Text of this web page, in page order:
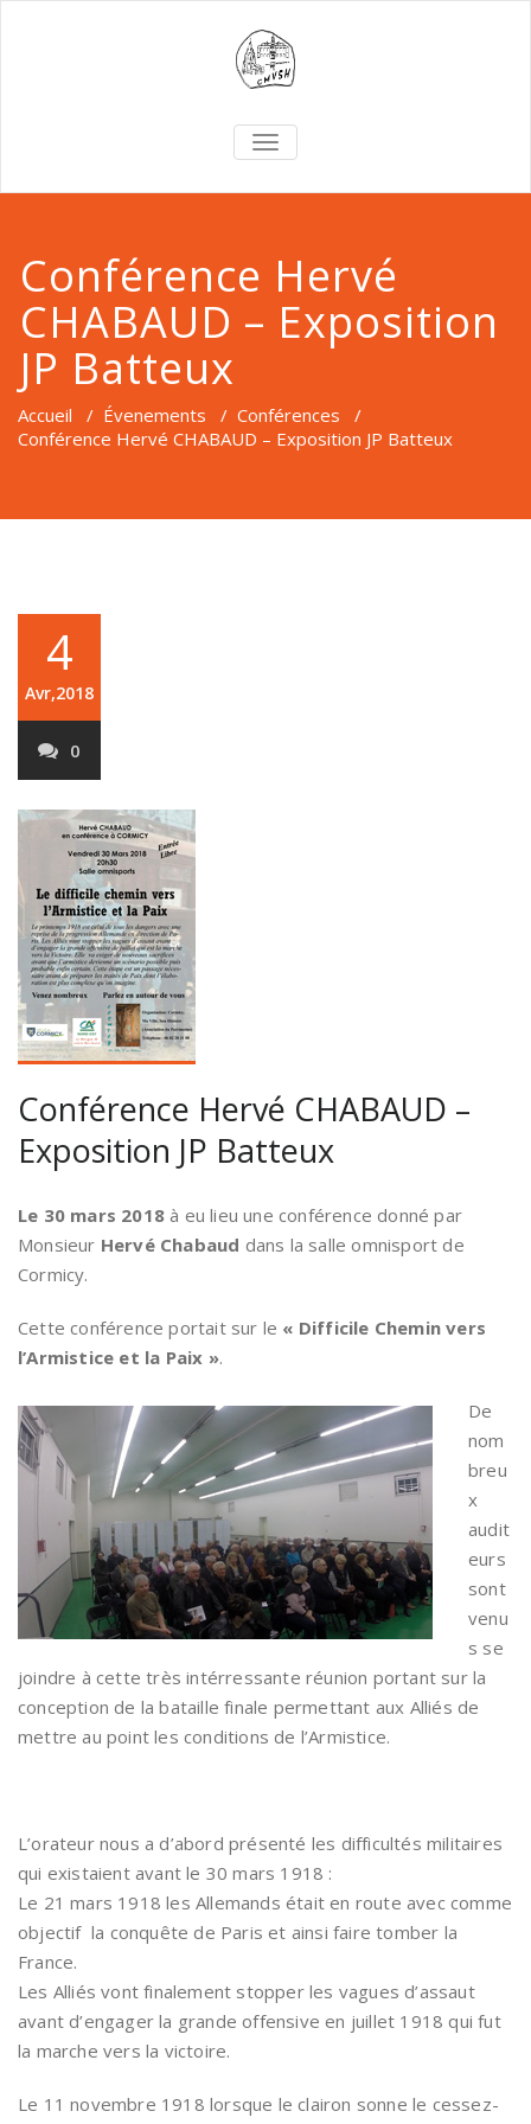
TOGGLE
NAVIGATION
Conférence Hervé
CHABAUD – Exposition
JP Batteux
Accueil / Évenements / Conférences /
Conférence Hervé CHABAUD – Exposition JP Batteux
4
Avr,2018
0
Conférence Hervé CHABAUD –
Exposition JP Batteux
Le 30 mars 2018 à eu lieu une conférence donné par
Monsieur Hervé Chabaud dans la salle omnisport de
Cormicy.
Cette conférence portait sur le « Difficile Chemin vers
l’Armistice et la Paix ».
De
nom
breu
x
audit
eurs
sont
venu
s se
joindre à cette très intérressante réunion portant sur la
conception de la bataille finale permettant aux Alliés de
mettre au point les conditions de l’Armistice.
L’orateur nous a d’abord présenté les difficultés militaires
qui existaient avant le 30 mars 1918 :
Le 21 mars 1918 les Allemands était en route avec comme
objectif la conquête de Paris et ainsi faire tomber la
France.
Les Alliés vont finalement stopper les vagues d’assaut
avant d’engager la grande offensive en juillet 1918 qui fut
la marche vers la victoire.
Le 11 novembre 1918 lorsque le clairon sonne le cessez-